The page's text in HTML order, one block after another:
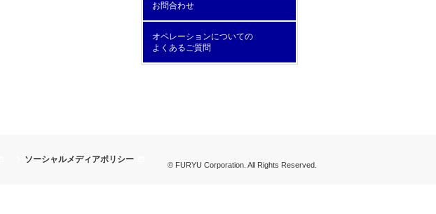
お問合わせ
オペレーションについての
よくあるご質問
ソーシャルメディアポリシー
© FURYU Corporation. All Rights Reserved.